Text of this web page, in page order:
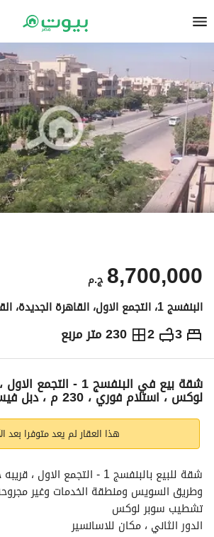
ج.م 8,700,000
البنفسج 1، التجمع الاول، القاهرة الجديدة، القاهرة
3
2 230 متر مربع ج.م8,700,000
التفاصيل الاتجاهات والمؤشرات
شقة بيع في البنفسج 1 -
لوكس ، استلام فوري ، 230 م ، دبل فيس ، غير مجروحة
هذا العقار لم يعد متوفرا بعد
وطريق السويس ومنطقة الخدمات وغير
تشطيب سوبر لوكس
الدور الثاني ، مكان للاسانسير